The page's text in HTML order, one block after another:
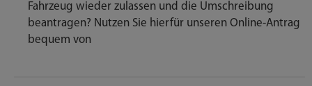
Fahrzeug wieder zulassen und die Umschreibung
beantragen? Nutzen Sie hierfür unseren Online-Antrag
bequem von